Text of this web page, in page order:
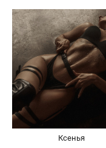
Ксенья